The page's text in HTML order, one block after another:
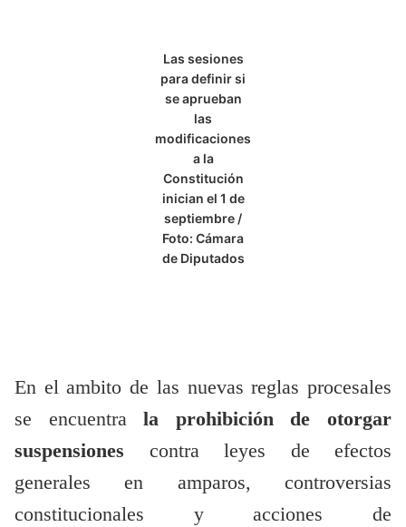
Las sesiones
para definir si
se aprueban
las
modificaciones
a la
Constitución
inician el 1 de
septiembre /
Foto: Cámara
de Diputados
En el ambito de las nuevas reglas procesales
se encuentrala prohibición de otorgar
suspensiones contra leyes de efectos
generales en amparos, controversias
constitucionales y acciones de